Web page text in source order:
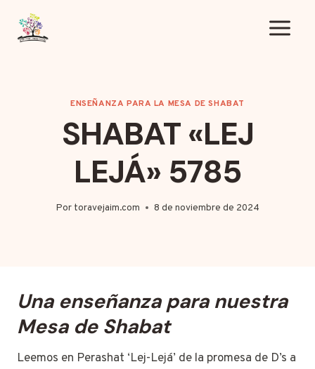
contenido
ENSEÑANZA PARA LA MESA DE SHABAT
SHABAT «LEJ
LEJÁ» 5785
Por toravejaim.com 8 de noviembre de 2024
Una enseñanza para nuestra
Mesa de Shabat
Leemos en Perashat ‘Lej-Lejá’ de la promesa de D’s a